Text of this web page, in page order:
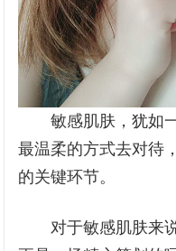
敏感肌肤，犹如一
最温柔的方式去对待
的关键环节。
对于敏感肌肤来说